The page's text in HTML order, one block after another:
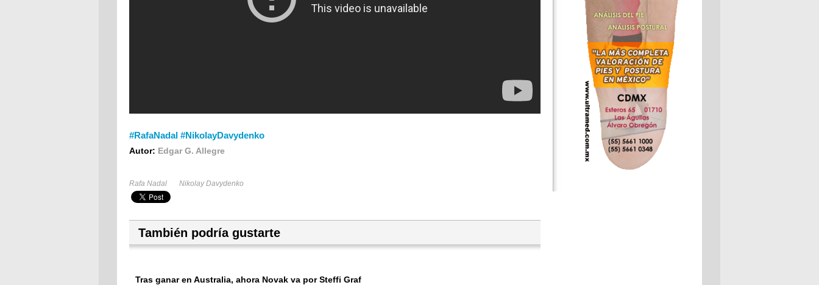
#RafaNadal #NikolayDavydenko
Autor: Edgar G. Allegre
Rafa Nadal Nikolay Davydenko
También podría gustarte
Tras ganar en Australia, ahora Novak va por Steffi Graf